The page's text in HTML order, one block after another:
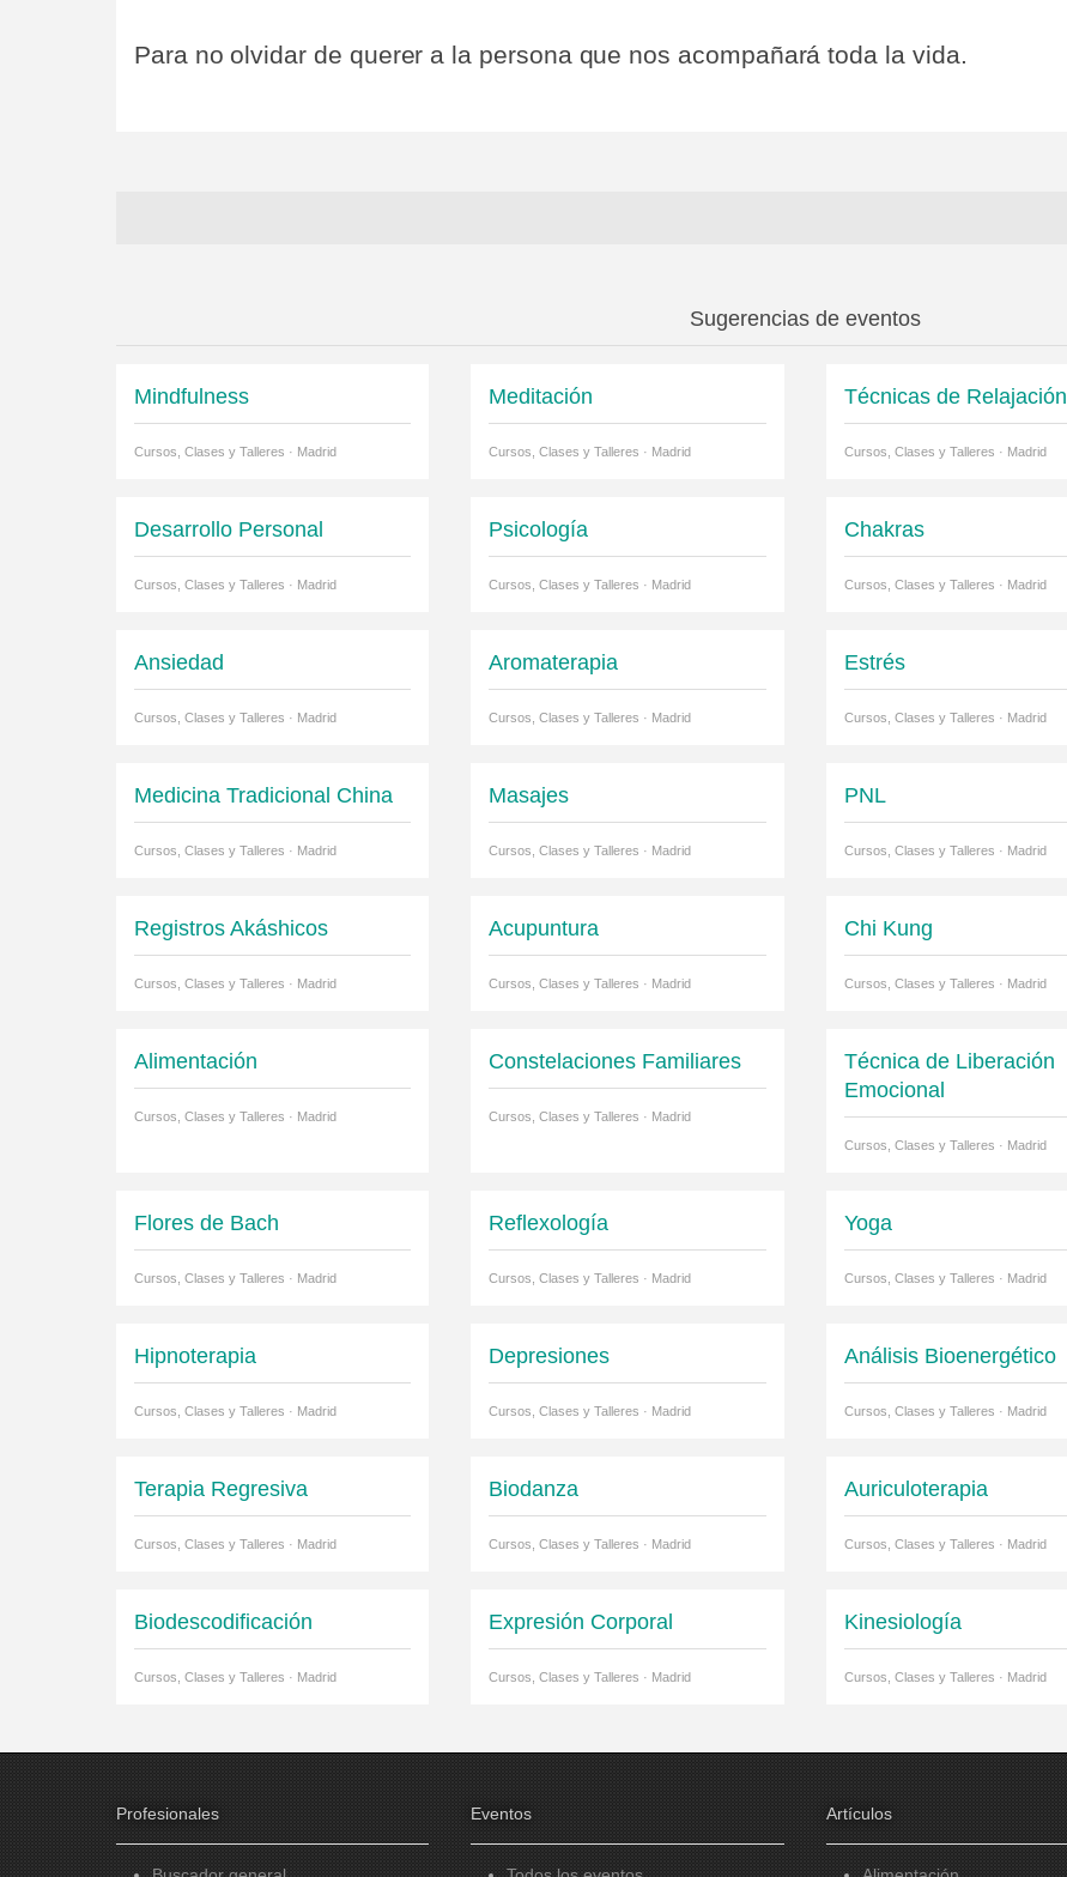
Para no olvidar de querer a la persona que nos acompañará toda la vida.
Sugerencias de eventos
Mindfulness
Cursos, Clases y Talleres · Madrid
Meditación
Cursos, Clases y Talleres · Madrid
Técnicas de Relajación
Cursos, Clases y Talleres · Madrid
Desarrollo Personal
Cursos, Clases y Talleres · Madrid
Psicología
Cursos, Clases y Talleres · Madrid
Chakras
Cursos, Clases y Talleres · Madrid
Ansiedad
Cursos, Clases y Talleres · Madrid
Aromaterapia
Cursos, Clases y Talleres · Madrid
Estrés
Cursos, Clases y Talleres · Madrid
Medicina Tradicional China
Cursos, Clases y Talleres · Madrid
Masajes
Cursos, Clases y Talleres · Madrid
PNL
Cursos, Clases y Talleres · Madrid
Registros Akáshicos
Cursos, Clases y Talleres · Madrid
Acupuntura
Cursos, Clases y Talleres · Madrid
Chi Kung
Cursos, Clases y Talleres · Madrid
Alimentación
Cursos, Clases y Talleres · Madrid
Constelaciones Familiares
Cursos, Clases y Talleres · Madrid
Técnica de Liberación
Emocional
Cursos, Clases y Talleres · Madrid
Flores de Bach
Cursos, Clases y Talleres · Madrid
Reflexología
Cursos, Clases y Talleres · Madrid
Yoga
Cursos, Clases y Talleres · Madrid
Hipnoterapia
Cursos, Clases y Talleres · Madrid
Depresiones
Cursos, Clases y Talleres · Madrid
Análisis Bioenergético
Cursos, Clases y Talleres · Madrid
Terapia Regresiva
Cursos, Clases y Talleres · Madrid
Biodanza
Cursos, Clases y Talleres · Madrid
Auriculoterapia
Cursos, Clases y Talleres · Madrid
Biodescodificación
Cursos, Clases y Talleres · Madrid
Expresión Corporal
Cursos, Clases y Talleres · Madrid
Kinesiología
Cursos, Clases y Talleres · Madrid
Profesionales Eventos Artículos